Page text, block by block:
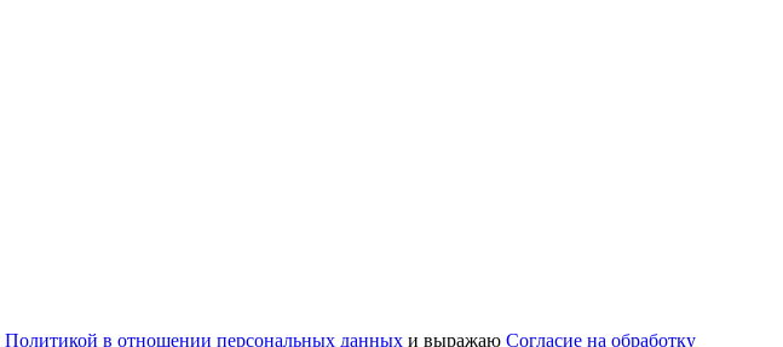
Политикой в отношении персональных данных и выражаю Согласие на обработку